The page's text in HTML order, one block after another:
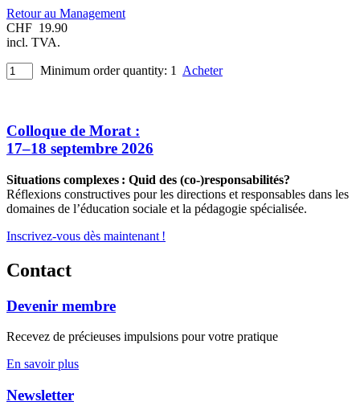
Retour au Management
CHF 19.90
incl. TVA.
Minimum order quantity: 1 Acheter
Colloque de Morat :
17–18 septembre 2026
Situations complexes : Quid des (co-)responsabilités?
Réflexions constructives pour les directions et responsables dans les
domaines de l’éducation sociale et la pédagogie spécialisée.
Inscrivez-vous dès maintenant !
Contact
Devenir membre
Recevez de précieuses impulsions pour votre pratique
En savoir plus
Newsletter